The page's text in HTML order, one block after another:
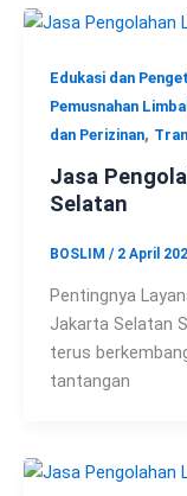
Edukasi dan
Pemusnahan
dan Perizinan,
Jasa
Selatan
BOSLIM / 2 April
Pentingnya
Jakarta Selatan
terus
tantangan